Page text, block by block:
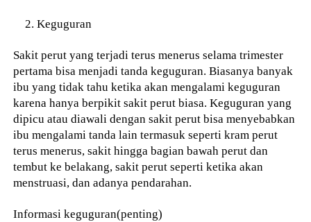
Keguguran
Sakit perut yang terjadi terus menerus selama trimester
pertama bisa menjadi tanda keguguran. Biasanya banyak
ibu yang tidak tahu ketika akan mengalami keguguran
karena hanya berpikit sakit perut biasa. Keguguran yang
dipicu atau diawali dengan sakit perut bisa menyebabkan
ibu mengalami tanda lain termasuk seperti kram perut
terus menerus, sakit hingga bagian bawah perut dan
tembut ke belakang, sakit perut seperti ketika akan
menstruasi, dan adanya pendarahan.
Informasi keguguran(penting)